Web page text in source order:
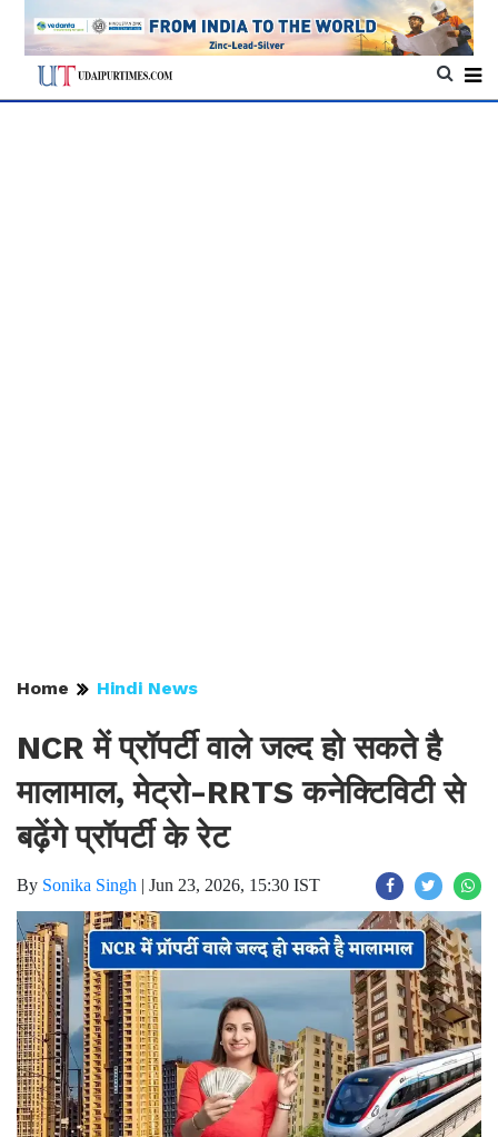
Home Hindi News
NCR में प्रॉपर्टी वाले जल्द हो सकते है
मालामाल, मेट्रो-RRTS कनेक्टिविटी से
बढ़ेंगे प्रॉपर्टी के रेट
By Sonika Singh | Jun 23, 2026, 15:30 IST